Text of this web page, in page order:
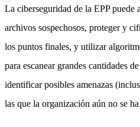
La ciberseguridad de la EPP puede
archivos sospechosos, proteger y
los puntos finales, y utilizar
para escanear grandes cantidades
identificar posibles amenazas
las que la organización aún no se